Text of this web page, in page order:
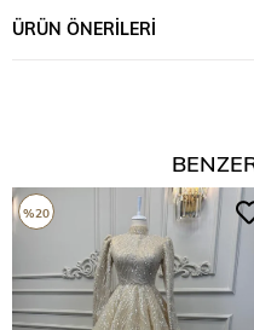
ÜRÜN ÖNERILERI
%20